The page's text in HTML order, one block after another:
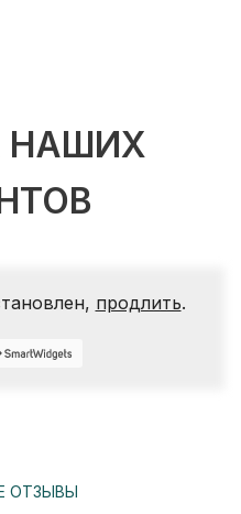
НАШИХ
продлить.
ОТЗЫВЫ